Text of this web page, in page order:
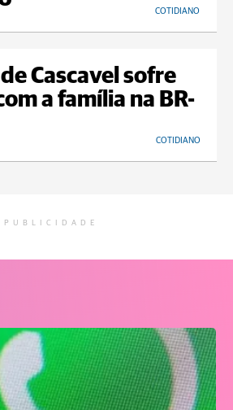
COTIDIANO
Cascavel sofre
a família na BR-
COTIDIANO
PUBLICIDADE